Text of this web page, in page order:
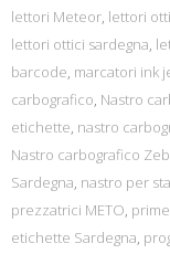
lettori Meteor, lettori
lettori ottici sardegna,
barcode, marcatori ink
carbografico, Nastro
etichette, nastro
Nastro carbografico
Sardegna, nastro per
prezzatrici METO,
etichette Sardegna,